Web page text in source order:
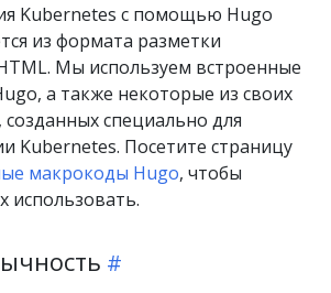
Kubernetes с помощью Hugo
из формата разметки
Мы используем встроенные
а также некоторые из своих
созданных специально для
Kubernetes. Посетите страницу
макрокоды Hugo, чтобы
использовать.